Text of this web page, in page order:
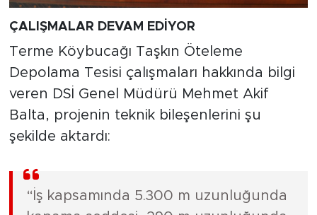
ÇALIŞMALAR DEVAM EDİYOR
Terme Köybucağı Taşkın Öteleme
Depolama Tesisi çalışmaları hakkında bilgi
veren DSİ Genel Müdürü Mehmet Akif
Balta, projenin teknik bileşenlerini şu
şekilde aktardı:
“İş kapsamında 5.300 m uzunluğunda